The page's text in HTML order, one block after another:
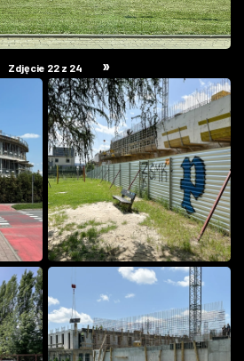
Zdjęcie 22 z 24 »